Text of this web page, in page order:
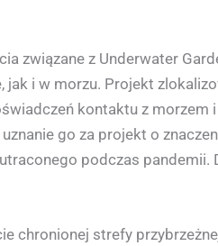
związane z Underwater
i w morzu. Projekt
kontaktu z morzem
go za projekt o
podczas
chronionej strefy